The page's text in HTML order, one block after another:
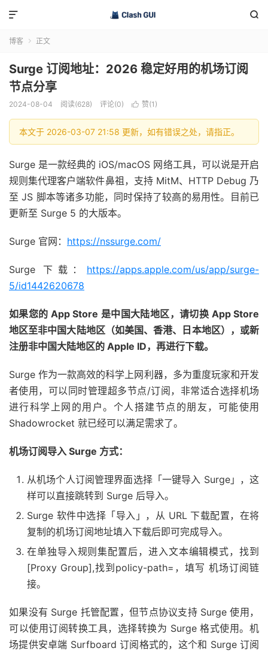


博客  正文
Surge 订阅地址：2026 稳定好用的机场订阅
节点分享
2024-08-04 阅读(628) 评论(0)  赞(1 )
本文于 2026-03-07 21:58 更新，如有错误之处，请指正。
Surge 是一款经典的 iOS/macOS 网络工具，可以说是开启
规则集代理客户端软件鼻祖，支持 MitM、HTTP Debug 乃
至 JS 脚本等诸多功能，同时保持了较高的易用性。目前已
更新至 Surge 5 的大版本。
Surge 官网： https://nssurge.com/
Surge 下载： https://apps.apple.com/us/app/surge-
5/id1442620678
如果您的 App Store 是中国大陆地区，请切换 App Store
地区至非中国大陆地区（如美国、香港、日本地区），或新
注册非中国大陆地区的 Apple ID，再进行下载。
Surge 作为一款高效的科学上网利器，多为重度玩家和开发
者使用，可以同时管理超多节点/订阅，非常适合选择机场
进行科学上网的用户。个人搭建节点的朋友，可能使用
Shadowrocket 就已经可以满足需求了。
机场订阅导入 Surge 方式：
从机场个人订阅管理界面选择「一键导入 Surge」，这
样可以直接跳转到 Surge 后导入。
Surge 软件中选择「导入」，从 URL 下载配置，在将
复制的机场订阅地址填入下载后即可完成导入。
在单独导入规则集配置后，进入文本编辑模式，找到
[Proxy Group],找到policy-path=，填写 机场订阅链
接。
如果没有 Surge 托管配置，但节点协议支持 Surge 使用，
可以使用订阅转换工具，选择转换为 Surge 格式使用。机
场提供安卓端 Surfboard 订阅格式的，这个和 Surge 订阅